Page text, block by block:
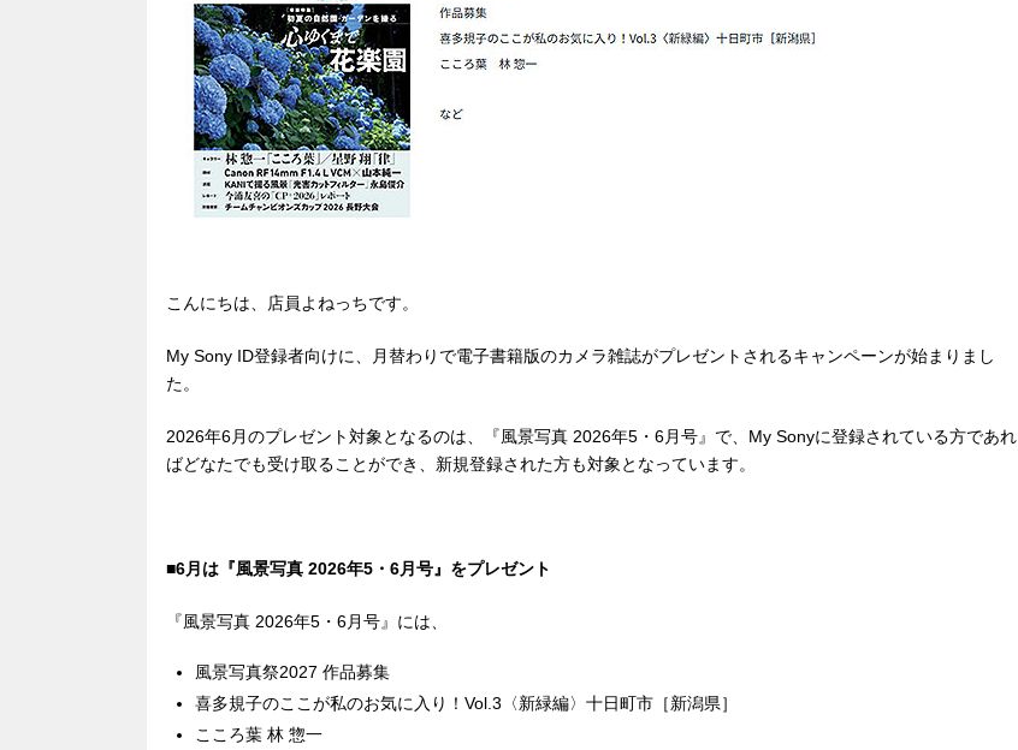
こんにちは、店員よねっちです。
My Sony ID登録者向けに、月替わりで電子書籍版のカメラ雑誌がプレゼントされるキャンペーンが始まりまし
た。
2026年6月のプレゼント対象となるのは、『風景写真 2026年5・6月号』で、My Sonyに登録されている方であれ
ばどなたでも受け取ることができ、新規登録された方も対象となっています。
■6月は『風景写真 2026年5・6月号』をプレゼント
『風景写真 2026年5・6月号』には、
風景写真祭2027 作品募集
喜多規子のここが私のお気に入り！Vol.3〈新緑編〉十日町市［新潟県］
こころ葉 林 惣一